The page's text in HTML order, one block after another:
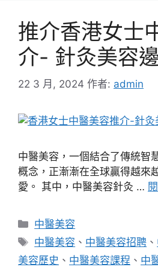
推介香港女士
介- 針灸美容
22 3 月, 2024 作者: admin
中醫美容，一個結合了傳統智
概念，正漸漸在全球贏得越來
愛。 其中，中醫美容針灸 …
分
類
中醫美容
標
籤
中醫美容 、 中醫美容招聘 、
美容歷史 、 中醫美容課程 、 中